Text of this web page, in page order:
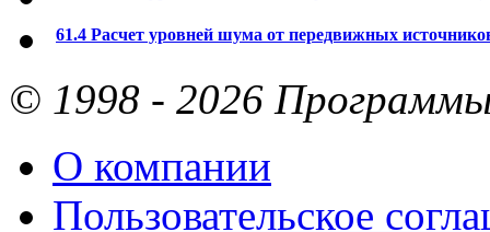
61.4 Расчет уровней шума от передвижных
© 1998 - 2026 Программы
О компании
Пользовательское